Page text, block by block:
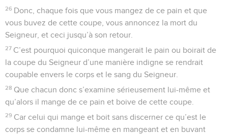
26 Donc, chaque fois que vous mangez de ce pain et que
vous buvez de cette coupe, vous annoncez la mort du
Seigneur, et ceci jusqu’à son retour.
27 C’est pourquoi quiconque mangerait le pain ou boirait de
la coupe du Seigneur d’une manière indigne se rendrait
coupable envers le corps et le sang du Seigneur.
28 Que chacun donc s’examine sérieusement lui-même et
qu’alors il mange de ce pain et boive de cette coupe.
29 Car celui qui mange et boit sans discerner ce qu’est le
corps se condamne lui-même en mangeant et en buvant